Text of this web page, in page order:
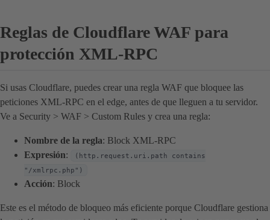
Reglas de Cloudflare WAF para
protección XML-RPC
Si usas Cloudflare, puedes crear una regla WAF que bloquee las
peticiones XML-RPC en el edge, antes de que lleguen a tu servidor.
Ve a Security > WAF > Custom Rules y crea una regla:
Nombre de la regla: Block XML-RPC
Expresión:
(http.request.uri.path contains
"/xmlrpc.php")
Acción: Block
Este es el método de bloqueo más eficiente porque Cloudflare gestiona